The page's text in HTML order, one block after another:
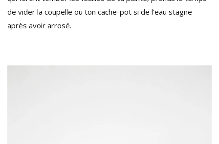
de vider la coupelle ou ton cache-pot si de l’eau stagne
après avoir arrosé.